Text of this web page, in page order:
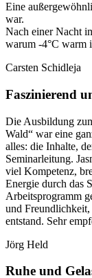
Eine
war.
Nach einer Nacht
warum -4°C warm
Carsten Schidleja
Faszinierend
Die Ausbildung
Wald“ war eine
alles: die Inhalte,
Seminarleitung.
viel Kompetenz,
Energie durch das
Arbeitsprogramm
und Freundlichkeit,
entstand. Sehr
Jörg Held
Ruhe und